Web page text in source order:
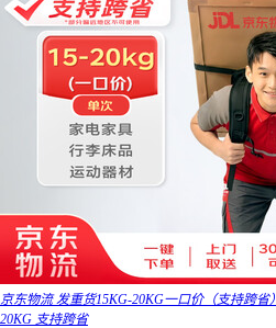
京东物流 发重货15KG-20KG一口价（支持跨
20KG 支持跨省